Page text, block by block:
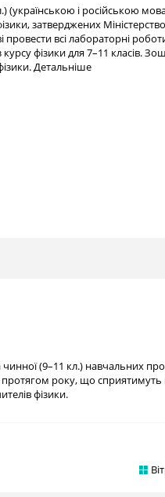
і російською
затверджених
провести всі лабораторні
фізики для 7–11 класів.
Детальніше
(9–11 кл.) навчальних
протягом року, що
фізики.